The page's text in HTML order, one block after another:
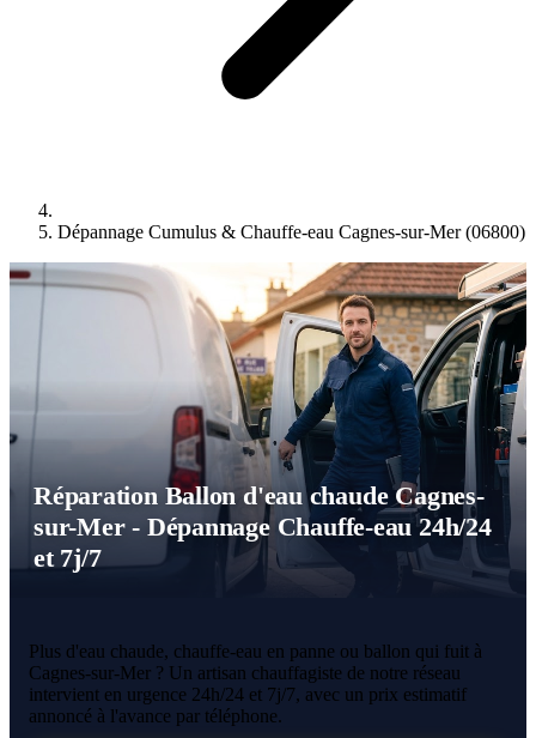
Dépannage Cumulus & Chauffe-eau Cagnes-sur-Mer (06800)
Réparation Ballon d'eau chaude Cagnes-
sur-Mer - Dépannage Chauffe-eau 24h/24
et 7j/7
Plus d'eau chaude, chauffe-eau en panne ou ballon qui fuit à
Cagnes-sur-Mer ? Un artisan chauffagiste de notre réseau
intervient en urgence 24h/24 et 7j/7, avec un prix estimatif
annoncé à l'avance par téléphone.